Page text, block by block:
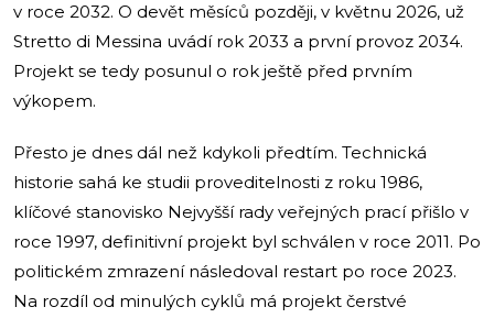
v roce 2032. O devět měsíců později, v květnu 2026, už
Stretto di Messina uvádí rok 2033 a první provoz 2034.
Projekt se tedy posunul o rok ještě před prvním
výkopem.
Přesto je dnes dál než kdykoli předtím. Technická
historie sahá ke studii proveditelnosti z roku 1986,
klíčové stanovisko Nejvyšší rady veřejných prací přišlo v
roce 1997, definitivní projekt byl schválen v roce 2011. Po
politickém zmrazení následoval restart po roce 2023.
Na rozdíl od minulých cyklů má projekt čerstvé